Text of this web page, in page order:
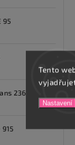
Tento
Nastavení
95
236